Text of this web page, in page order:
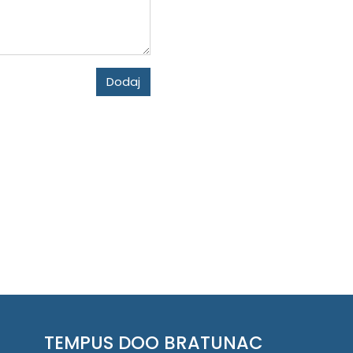
Dodaj
TEMPUS DOO BRATUNAC